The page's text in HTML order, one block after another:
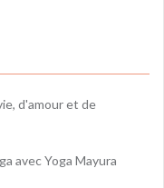
d'amour et de
avec Yoga Mayura